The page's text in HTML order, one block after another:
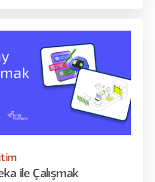
ile Çalışmak